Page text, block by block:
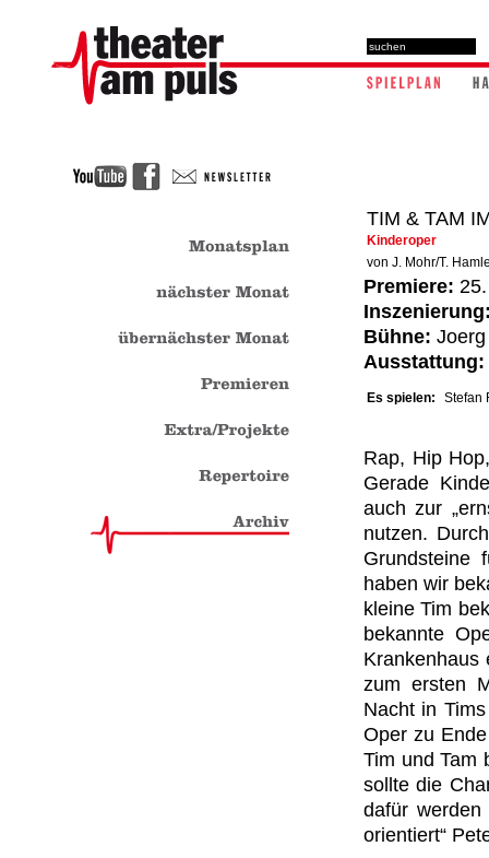
TIM & TAM
Kinderoper
von J. Mohr/T.
Premiere:
Bühne:
Ausstattung:
Es spielen: Stefan
Rap, Hip
Gerade
auch zur
nutzen.
Grundsteine
haben wir
kleine Tim
bekannte
Krankenhaus
zum ersten
Nacht in
Oper zu
Tim und Tam
sollte die
dafür
orientiert“